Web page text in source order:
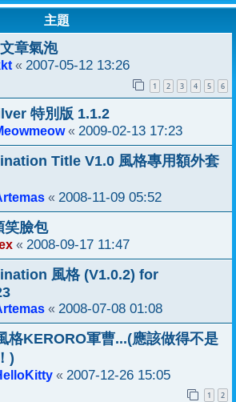
主題
章氣泡
« 2007-05-12 13:26
1 2 3 4 5 6
特別版 1.1.2
« 2009-02-13 17:23
Title V1.0 風格專用額外套
« 2008-11-09 05:52
笑臉包
« 2008-09-17 11:47
風格 (V1.0.2) for
« 2008-07-08 01:08
格KERORO軍曹...(應該做得不是
)
« 2007-12-26 15:05
1 2